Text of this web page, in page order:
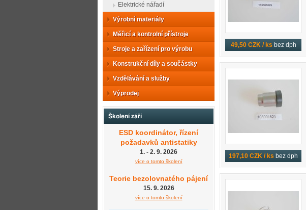
49,50 CZK / ks bez dph
197,10 CZK / ks bez dph
Elektrické nářadí
Výrobní materiály
Měřicí a kontrolní přístroje
Stroje a zařízení pro výrobu
Konstrukční díly a součástky
Vzdělávání a služby
Výprodej
Školení září
ESD koordinátor, řízení
požadavků antistatiky
1. - 2. 9. 2026
více o tomto školení
Teorie bezolovnatého pájení
15. 9. 2026
více o tomto školení